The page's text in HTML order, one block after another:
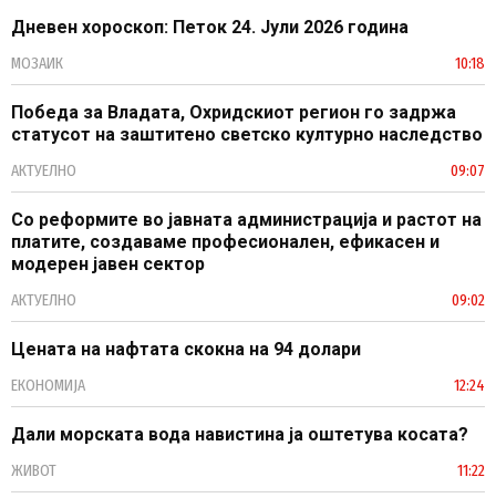
Дневен хороскоп: Петок 24. Јули 2026 година
МОЗАИК 10:18
Победа за Владата, Охридскиот регион го задржа
статусот на заштитено светско културно наследство
АКТУЕЛНО 09:07
Со реформите во јавната администрација и растот на
платите, создаваме професионален, ефикасен и
модерен јавен сектор
АКТУЕЛНО 09:02
Цената на нафтата скокна на 94 долари
ЕКОНОМИЈА 12:24
Дали морската вода навистина ја оштетува косата?
ЖИВОТ 11:22